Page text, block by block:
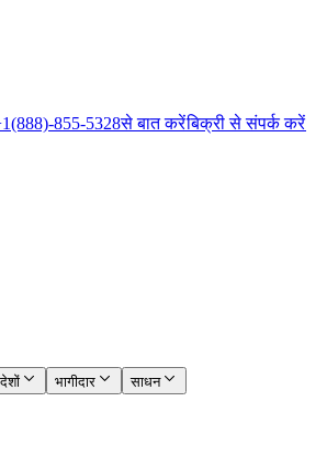
855-5328से बात करें​​बिक्री से संपर्क करें​​
देशों​​ भागीदार​​
साधन​​